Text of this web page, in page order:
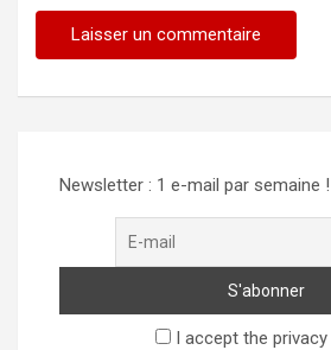
Newsletter : 1 e-mail par semaine !
I accept the privacy